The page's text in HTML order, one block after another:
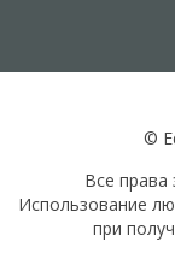
©
Все
Использование
при